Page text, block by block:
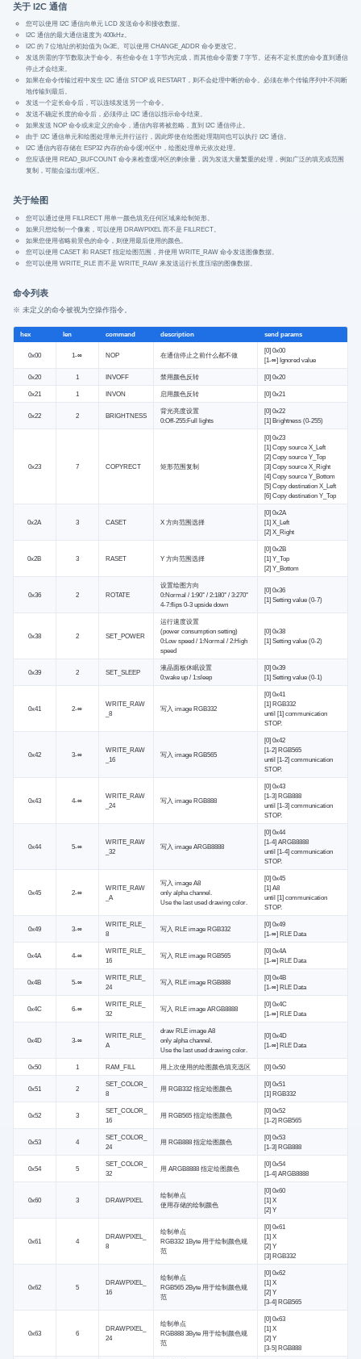
关于 I2C 通信
您可以使用 I2C 通信向单元 LCD 发送命令和接收数据。
I2C 通信的最大通信速度为 400kHz。
I2C 的 7 位地址的初始值为 0x3E。可以使用 CHANGE_ADDR 命令更改它。
发送所需的字节数取决于命令。有些命令在 1 字节内完成，而其他命令需要 7 字节。还有不定长度的命令直到通信
停止才会结束。
如果在命令传输过程中发生 I2C 通信 STOP 或 RESTART，则不会处理中断的命令。必须在单个传输序列中不间断
地传输到最后。
发送一个定长命令后，可以连续发送另一个命令。
发送不确定长度的命令后，必须停止 I2C 通信以指示命令结束。
如果发送 NOP 命令或未定义的命令，通信内容将被忽略，直到 I2C 通信停止。
由于 I2C 通信单元和绘图处理单元并行运行，因此即使在绘图处理期间也可以执行 I2C 通信。
I2C 通信内容存储在 ESP32 内存的命令缓冲区中，绘图处理单元依次处理。
您应该使用 READ_BUFCOUNT 命令来检查缓冲区的剩余量，因为发送大量繁重的处理，例如广泛的填充或范围
复制，可能会溢出缓冲区。
关于绘图
您可以通过使用 FILLRECT 用单一颜色填充任何区域来绘制矩形。
如果只想绘制一个像素，可以使用 DRAWPIXEL 而不是 FILLRECT。
如果您使用省略前景色的命令，则使用最后使用的颜色。
您可以使用 CASET 和 RASET 指定绘图范围，并使用 WRITE_RAW 命令发送图像数据。
您可以使用 WRITE_RLE 而不是 WRITE_RAW 来发送运行长度压缩的图像数据。
命令列表
※ 未定义的命令被视为空操作指令。
hex len command description send params
0x00 1-∞ NOP 在通信停止之前什么都不做
[0] 0x00
[1-∞] Ignored value
0x20 1 INVOFF 禁用颜色反转 [0] 0x20
0x21 1 INVON 启用颜色反转 [0] 0x21
0x22 2 BRIGHTNESS
背光亮度设置
0:Off-255:Full lights
[0] 0x22
[1] Brightness (0-255)
0x23 7 COPYRECT 矩形范围复制
[0] 0x23
[1] Copy source X_Left
[2] Copy source Y_Top
[3] Copy source X_Right
[4] Copy source Y_Bottom
[5] Copy destination X_Left
[6] Copy destination Y_Top
0x2A 3 CASET X 方向范围选择
[0] 0x2A
[1] X_Left
[2] X_Right
0x2B 3 RASET Y 方向范围选择
[0] 0x2B
[1] Y_Top
[2] Y_Bottom
0x36 2 ROTATE
设置绘图方向
0:Normal / 1:90° / 2:180° / 3:270°
4-7:flips 0-3 upside down
[0] 0x36
[1] Setting value (0-7)
0x38 2 SET_POWER
运行速度设置
(power consumption setting)
0:Low speed / 1:Normal / 2:High
speed
[0] 0x38
[1] Setting value (0-2)
0x39 2 SET_SLEEP
液晶面板休眠设置
0:wake up / 1:sleep
[0] 0x39
[1] Setting value (0-1)
0x41 2-∞
WRITE_RAW
_8
写入 image RGB332
[0] 0x41
[1] RGB332
until [1] communication
STOP.
0x42 3-∞
WRITE_RAW
_16
写入 image RGB565
[0] 0x42
[1-2] RGB565
until [1-2] communication
STOP.
0x43 4-∞
WRITE_RAW
_24
写入 image RGB888
[0] 0x43
[1-3] RGB888
until [1-3] communication
STOP.
0x44 5-∞
WRITE_RAW
_32
写入 image ARGB8888
[0] 0x44
[1-4] ARGB8888
until [1-4] communication
STOP.
0x45 2-∞
WRITE_RAW
_A
写入 image A8
only alpha channel.
Use the last used drawing color.
[0] 0x45
[1] A8
until [1] communication
STOP.
0x49 3-∞
WRITE_RLE_
8
写入 RLE image RGB332
[0] 0x49
[1-∞] RLE Data
0x4A 4-∞
WRITE_RLE_
16
写入 RLE image RGB565
[0] 0x4A
[1-∞] RLE Data
0x4B 5-∞
WRITE_RLE_
24
写入 RLE image RGB888
[0] 0x4B
[1-∞] RLE Data
0x4C 6-∞
WRITE_RLE_
32
写入 RLE image ARGB8888
[0] 0x4C
[1-∞] RLE Data
0x4D 3-∞
WRITE_RLE_
A
draw RLE image A8
only alpha channel.
Use the last used drawing color.
[0] 0x4D
[1-∞] RLE Data
0x50 1 RAM_FILL 用上次使用的绘图颜色填充选区 [0] 0x50
0x51 2
SET_COLOR_
8
用 RGB332 指定绘图颜色
[0] 0x51
[1] RGB332
0x52 3
SET_COLOR_
16
用 RGB565 指定绘图颜色
[0] 0x52
[1-2] RGB565
0x53 4
SET_COLOR_
24
用 RGB888 指定绘图颜色
[0] 0x53
[1-3] RGB888
0x54 5
SET_COLOR_
32
用 ARGB8888 指定绘图颜色
[0] 0x54
[1-4] ARGB8888
0x60 3 DRAWPIXEL
绘制单点
使用存储的绘制颜色
[0] 0x60
[1] X
[2] Y
0x61 4
DRAWPIXEL_
8
绘制单点
RGB332 1Byte 用于绘制颜色规
范
[0] 0x61
[1] X
[2] Y
[3] RGB332
0x62 5
DRAWPIXEL_
16
绘制单点
RGB565 2Byte 用于绘制颜色规
范
[0] 0x62
[1] X
[2] Y
[3-4] RGB565
0x63 6
DRAWPIXEL_
24
绘制单点
RGB888 3Byte 用于绘制颜色规
范
[0] 0x63
[1] X
[2] Y
[3-5] RGB888